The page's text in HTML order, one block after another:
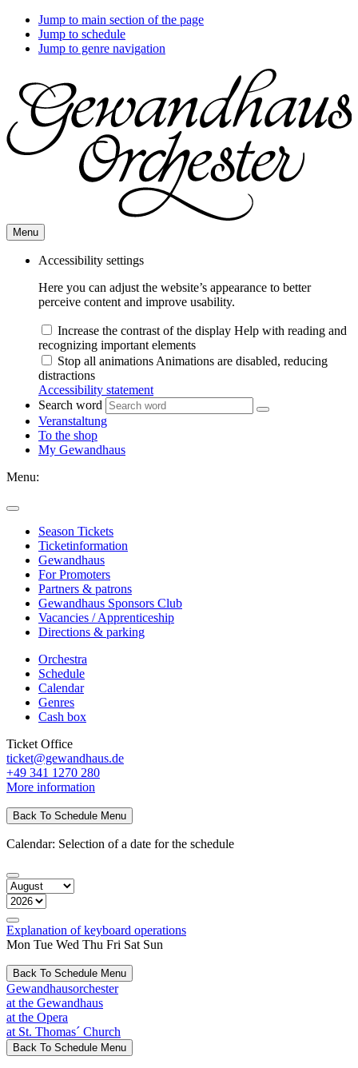
Jump to main section of the page
Jump to schedule
Jump to genre navigation
Menu
Accessibility settings
Here you can adjust the website’s appearance to better
perceive content and improve usability.
Increase the contrast of the display Help with reading and
recognizing important elements
Stop all animations Animations are disabled, reducing
distractions
Accessibility statement
Search word
Veranstaltung
To the shop
My Gewandhaus
Menu:
Season Tickets
Ticketinformation
Gewandhaus
For Promoters
Partners & patrons
Gewandhaus Sponsors Club
Vacancies / Apprenticeship
Directions & parking
Orchestra
Schedule
Calendar
Genres
Cash box
Ticket Office
ticket@gewandhaus.de
+49 341 1270 280
More information
Back To Schedule Menu
Calendar: Selection of a date for the schedule
Explanation of keyboard operations
Mon Tue Wed Thu Fri Sat Sun
Back To Schedule Menu
Gewandhausorchester
at the Gewandhaus
at the Opera
at St. Thomas´ Church
Back To Schedule Menu